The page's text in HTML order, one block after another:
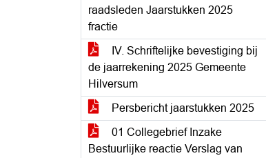
raadsleden Jaarstukken 2025
fractie
IV. Schriftelijke bevestiging bij
de jaarrekening 2025 Gemeente
Hilversum
Persbericht jaarstukken 2025
01 Collegebrief Inzake
Bestuurlijke reactie Verslag van